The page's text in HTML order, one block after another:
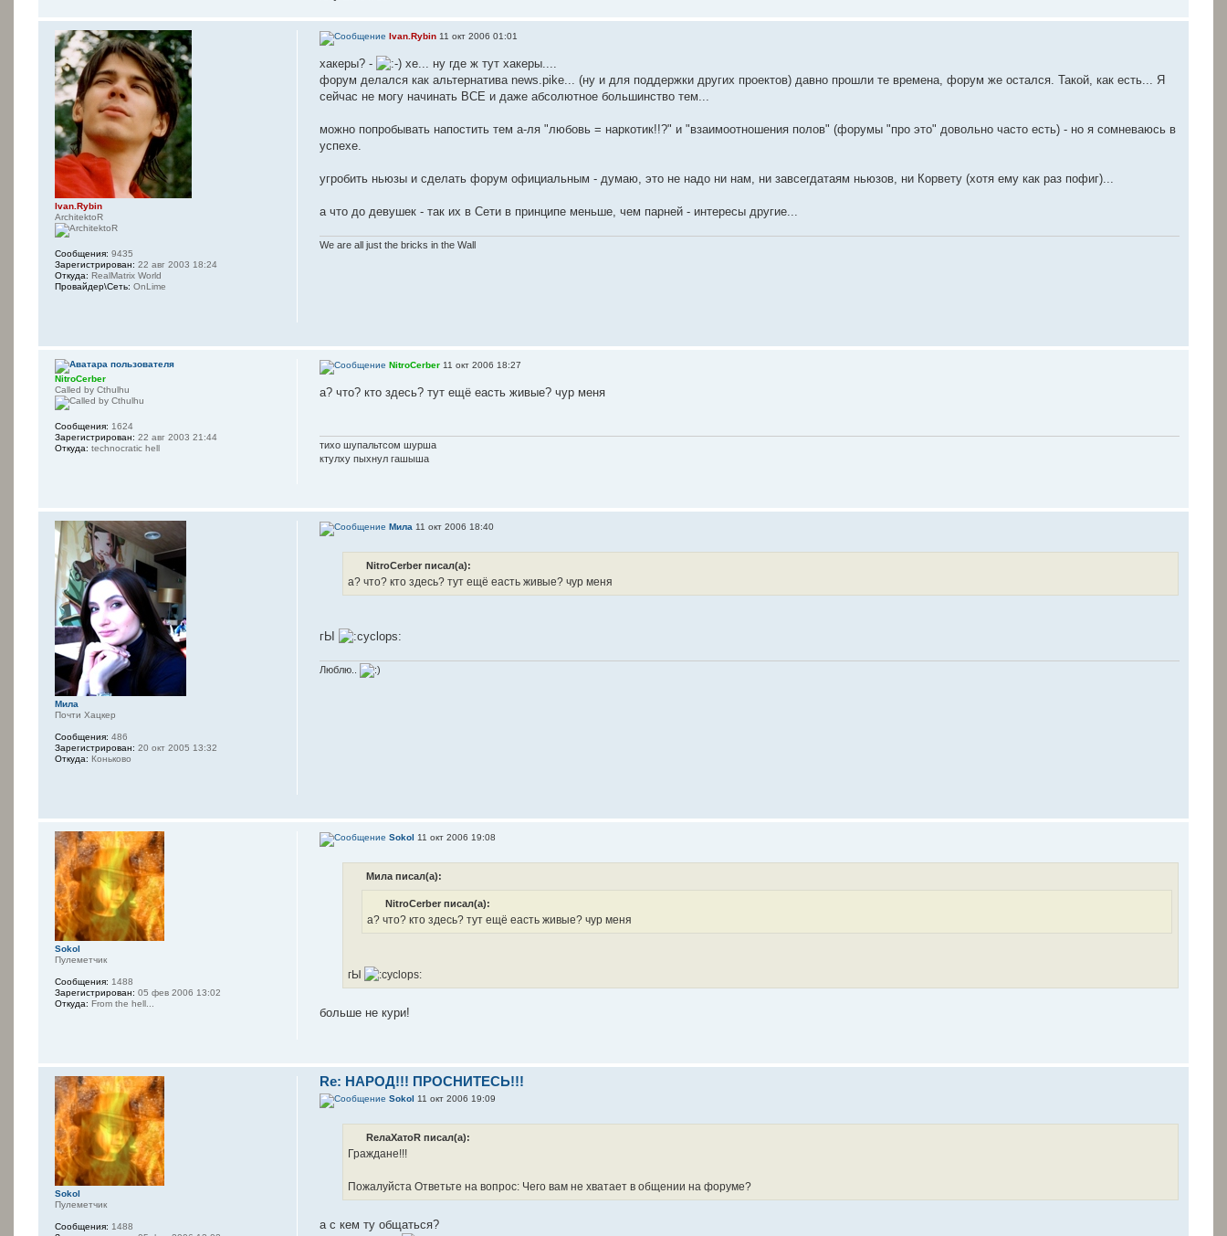
Ivan.Rybin11 окт 2006 01:01
хакеры? -
хе... ну где ж тут хакеры....
форум делался как альтернатива news.pike... (ну и для поддержки других проектов) давно прошли те времена, форум же остался. Такой, как есть... Я
сейчас не могу начинать ВСЕ и даже абсолютное большинство тем...
можно попробывать напостить тем а-ля "любовь = наркотик!!?" и "взаимоотношения полов" (форумы "про это" довольно часто есть) - но я сомневаюсь в
успехе.
угробить ньюзы и сделать форум официальным - думаю, это не надо ни нам, ни завсегдатаям ньюзов, ни Корвету (хотя ему как раз пофиг)...
а что до девушек - так их в Сети в принципе меньше, чем парней - интересы другие...
We are all just the bricks in the Wall
Ivan.Rybin
ArchitektoR
Сообщения: 9435
Зарегистрирован: 22 авг 2003 18:24
Откуда: RealMatrix World
Провайдер\Сеть: OnLime
NitroCerber11 окт 2006 18:27
а? что? кто здесь? тут ещё еасть живые? чур меня
тихо шупальтсом шурша
ктулху пыхнул гашыша
NitroCerber
Called by Cthulhu
Сообщения: 1624
Зарегистрирован: 22 авг 2003 21:44
Откуда: technocratic hell
Мила 11 окт 2006 18:40
NitroCerber писал(а):
а? что? кто здесь? тут ещё еасть живые? чур меня
гЫ
Люблю..
Мила
Почти Хацкер
Сообщения: 486
Зарегистрирован: 20 окт 2005 13:32
Откуда: Коньково
Sokol 11 окт 2006 19:08
Мила писал(а):
NitroCerber писал(а):
а? что? кто здесь? тут ещё еасть живые? чур меня
гЫ
больше не кури!
Sokol
Пулеметчик
Сообщения: 1488
Зарегистрирован: 05 фев 2006 13:02
Откуда: From the hell...
Re: НАРОД!!! ПРОСНИТЕСЬ!!!
Sokol 11 окт 2006 19:09
RелаXатоR писал(а):
Граждане!!!
Пожалуйста Ответьте на вопрос: Чего вам не хватает в общении на форуме?
а с кем ту общаться?
Sokol
Пулеметчик
Сообщения: 1488